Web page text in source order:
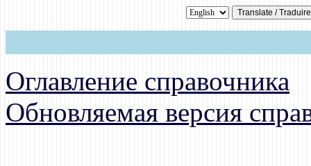
Оглавление справочника
Обновляемая версия